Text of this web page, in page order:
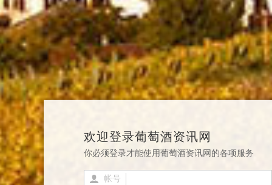
欢迎登录葡萄酒资讯网
你必须登录才能使用葡萄酒资讯网的各项服务
帐号